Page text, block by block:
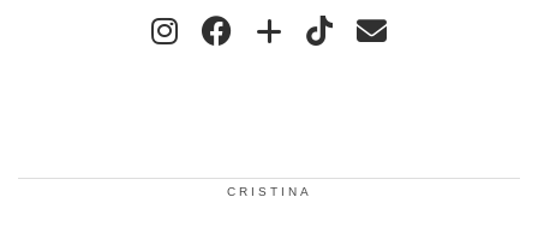
CRISTINA